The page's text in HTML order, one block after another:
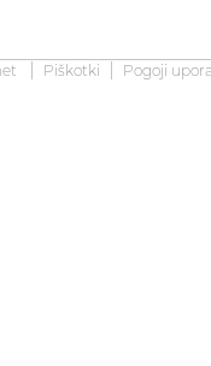
Piškotki Pogoji